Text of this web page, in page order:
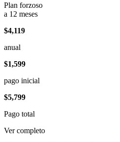
Plan forzoso
a 12 meses
$4,119
anual
$1,599
pago inicial
$5,799
Pago total
Ver completo